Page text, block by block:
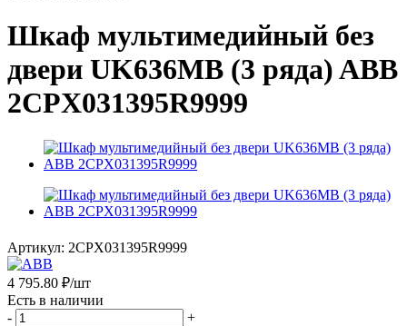
Шкаф мультимедийный без
двери UK636MB (3 ряда) ABB
2CPX031395R9999
Артикул: 2CPX031395R9999
4 795.80 ₽/шт
Есть в наличии
-
+